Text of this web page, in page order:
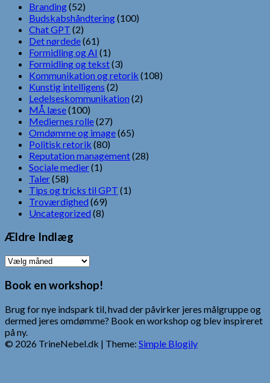
Branding(52)
Budskabshåndtering(100)
Chat GPT (2)
Det nørdede(61)
Formidling og AI (1)
Formidling og tekst(3)
Kommunikation og retorik (108)
Kunstig intelligens (2)
Ledelseskommunikation (2)
MÅ læse(100)
Mediernes rolle(27)
Omdømme og image(65)
Politisk retorik (80)
Reputation management(28)
Sociale medier(1)
Taler(58)
Tips og tricks til GPT (1)
Troværdighed (69)
Uncategorized (8)
Ældre Indlæg
Ældre
Book en workshop!
Brug for nye indspark til, hvad der påvirker jeres målgruppe og
dermed jeres omdømme? Book en workshop og blev inspireret
på ny.
© 2026 TrineNebel.dk | Theme: Simple Blogily